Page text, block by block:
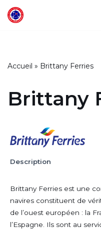
Accueil » Brittany Ferries
Brittany
Description
Brittany Ferries est une
navires constituent de
de l’ouest européen : la
l’Espagne. Ils sont au